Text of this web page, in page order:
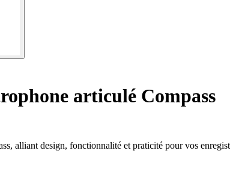
articulé Compass
alliant design, fonctionnalité et praticité pour vos